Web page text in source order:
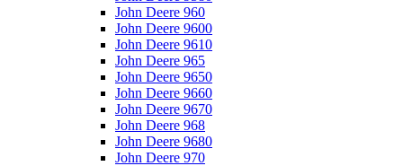
John Deere 960
John Deere 9600
John Deere 9610
John Deere 965
John Deere 9650
John Deere 9660
John Deere 9670
John Deere 968
John Deere 9680
John Deere 970